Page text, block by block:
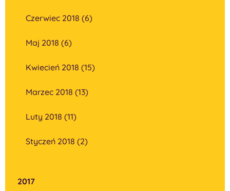
Czerwiec 2018 (6)
Maj 2018 (6)
Kwiecień 2018 (15)
Marzec 2018 (13)
Luty 2018 (11)
Styczeń 2018 (2)
2017